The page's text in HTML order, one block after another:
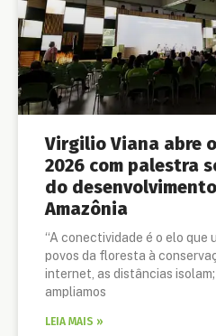
Virgilio Viana abre
2026 com palestra
do
Amazônia
“A conectividade é o elo que
povos da floresta à
internet, as distâncias
ampliamos
LEIA MAIS »